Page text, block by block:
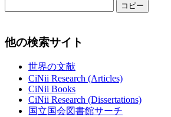
コピー
他の検索サイト
世界の文献
CiNii Research (Articles)
CiNii Books
CiNii Research (Dissertations)
国立国会図書館サーチ